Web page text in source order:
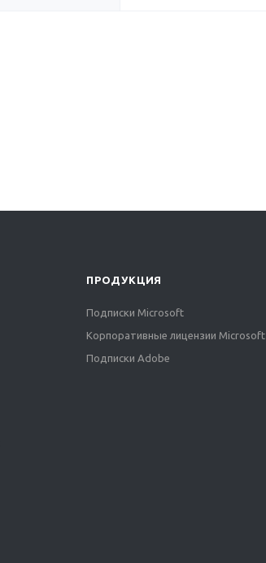
ПРОДУКЦИЯ
Подписки Microsoft
Корпоративные лицензии Microsoft
Подписки Adobe